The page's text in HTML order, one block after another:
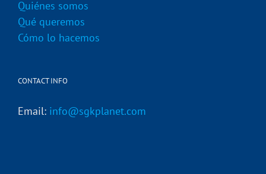
Quiénes somos
Qué queremos
Cómo lo hacemos
Email: info@sgkplanet.com